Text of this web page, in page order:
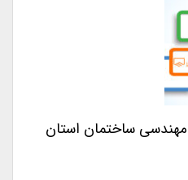
ساختمان استان